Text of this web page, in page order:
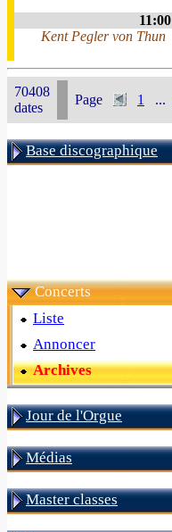
11:00
Kent Pegler von Thun
70408
dates
Page 1 ...
Base discographique
Concerts
Liste
Annoncer
Archives
Jour de l'Orgue
Médias
Master classes